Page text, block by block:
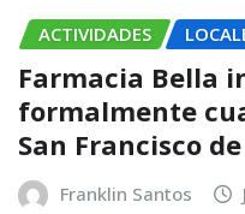
ACTIVIDADES
Farmacia Bella
formalmente
San Francisco
Franklin Santos